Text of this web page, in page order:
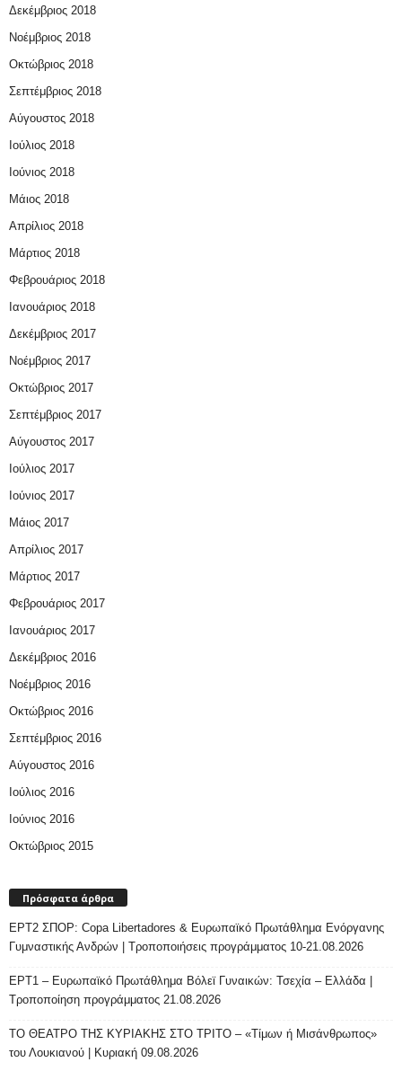
Δεκέμβριος 2018
Νοέμβριος 2018
Οκτώβριος 2018
Σεπτέμβριος 2018
Αύγουστος 2018
Ιούλιος 2018
Ιούνιος 2018
Μάιος 2018
Απρίλιος 2018
Μάρτιος 2018
Φεβρουάριος 2018
Ιανουάριος 2018
Δεκέμβριος 2017
Νοέμβριος 2017
Οκτώβριος 2017
Σεπτέμβριος 2017
Αύγουστος 2017
Ιούλιος 2017
Ιούνιος 2017
Μάιος 2017
Απρίλιος 2017
Μάρτιος 2017
Φεβρουάριος 2017
Ιανουάριος 2017
Δεκέμβριος 2016
Νοέμβριος 2016
Οκτώβριος 2016
Σεπτέμβριος 2016
Αύγουστος 2016
Ιούλιος 2016
Ιούνιος 2016
Οκτώβριος 2015
Πρόσφατα άρθρα
ΕΡΤ2 ΣΠΟΡ: Copa Libertadores & Ευρωπαϊκό Πρωτάθλημα Ενόργανης
Γυμναστικής Ανδρών | Τροποποιήσεις προγράμματος 10-21.08.2026
ΕΡΤ1 – Ευρωπαϊκό Πρωτάθλημα Βόλεϊ Γυναικών: Τσεχία – Ελλάδα |
Τροποποίηση προγράμματος 21.08.2026
ΤΟ ΘΕΑΤΡΟ ΤΗΣ ΚΥΡΙΑΚΗΣ ΣΤΟ ΤΡΙΤΟ – «Τίμων ή Μισάνθρωπος»
του Λουκιανού | Κυριακή 09.08.2026